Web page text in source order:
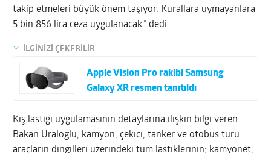
takip etmeleri büyük önem taşıyor. Kurallara uymayanlara
5 bin 856 lira ceza uygulanacak.” dedi.
İLGİNİZİ ÇEKEBİLİR
Apple Vision Pro rakibi Samsung
Galaxy XR resmen tanıtıldı
Kış lastiği uygulamasının detaylarına ilişkin bilgi veren
Bakan Uraloğlu, kamyon, çekici, tanker ve otobüs türü
araçların dingilleri üzerindeki tüm lastiklerinin; kamyonet,